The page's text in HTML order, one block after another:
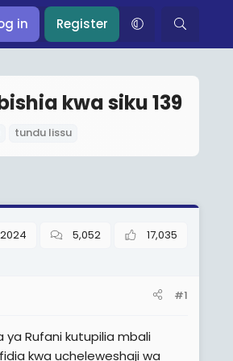
in Register
kwa siku 139
tundu lissu
5,052 17,035
#1
ya Rufani kutupilia mbali
kwa ucheleweshaji wa